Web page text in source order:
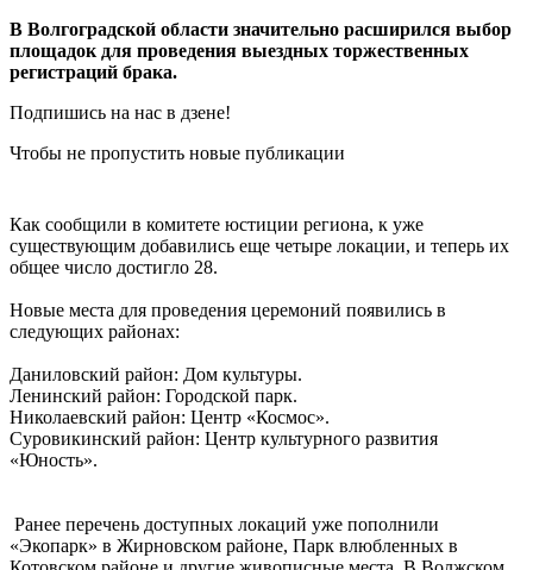
В Волгоградской области значительно расширился выбор
площадок для проведения выездных торжественных
регистраций брака.
Подпишись на нас в дзене!
Чтобы не пропустить новые публикации
Как сообщили в комитете юстиции региона, к уже
существующим добавились еще четыре локации, и теперь их
общее число достигло 28.
Новые места для проведения церемоний появились в
следующих районах:
Даниловский район: Дом культуры.
Ленинский район: Городской парк.
Николаевский район: Центр «Космос».
Суровикинский район: Центр культурного развития
«Юность».
Ранее перечень доступных локаций уже пополнили
«Экопарк» в Жирновском районе, Парк влюбленных в